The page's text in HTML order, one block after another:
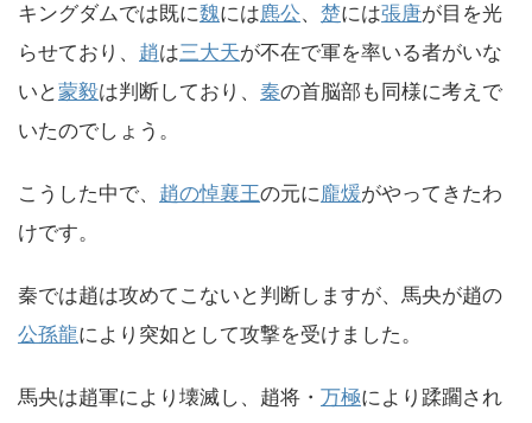
キングダムでは既に魏には麃公、 楚には張唐が目を光
らせており、 趙は三大天が不在で軍を率いる者がいな
いと蒙毅は判断しており、 秦の首脳部も同様に考えで
いたのでしょう。
こうした中で、 趙の悼襄王の元に龐煖がやってきたわ
けです。
秦では趙は攻めてこないと判断しますが、馬央が趙の
公孫龍により突如として攻撃を受けました。
馬央は趙軍により壊滅し、趙将・ 万極により蹂躙され